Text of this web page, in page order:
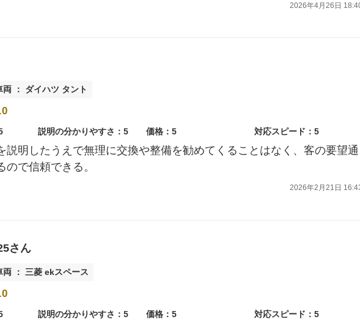
2026年4月26日
： ダイハツ タント
説明の分かりやすさ：5 価格：5 対応スピード：5
説明したうえで無理に交換や整備を勧めてくることはなく、客の要望通
ので信頼できる。
2026年2月21日
さん
両 ： 三菱 ekスペース
説明の分かりやすさ：5 価格：5 対応スピード：5